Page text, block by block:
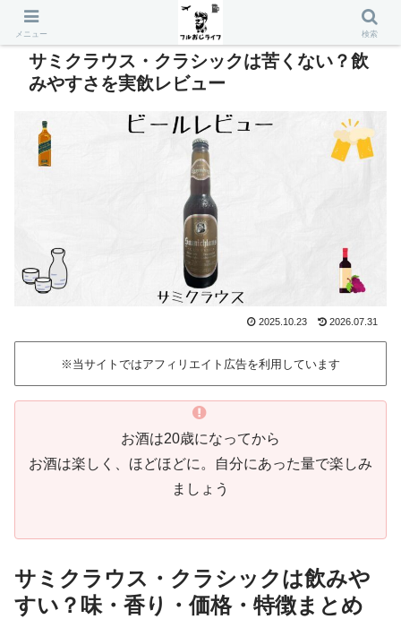
サミクラウス・クラシックは苦くない？飲
みやすさを実飲レビュー
2025.10.23 2026.07.31
※当サイトではアフィリエイト広告を利用しています
お酒は20歳になってから
お酒は楽しく、ほどほどに。自分にあった量で楽しみ
ましょう
サミクラウス・クラシックは飲みや
すい？味・香り・価格・特徴まとめ
メニュー 検索